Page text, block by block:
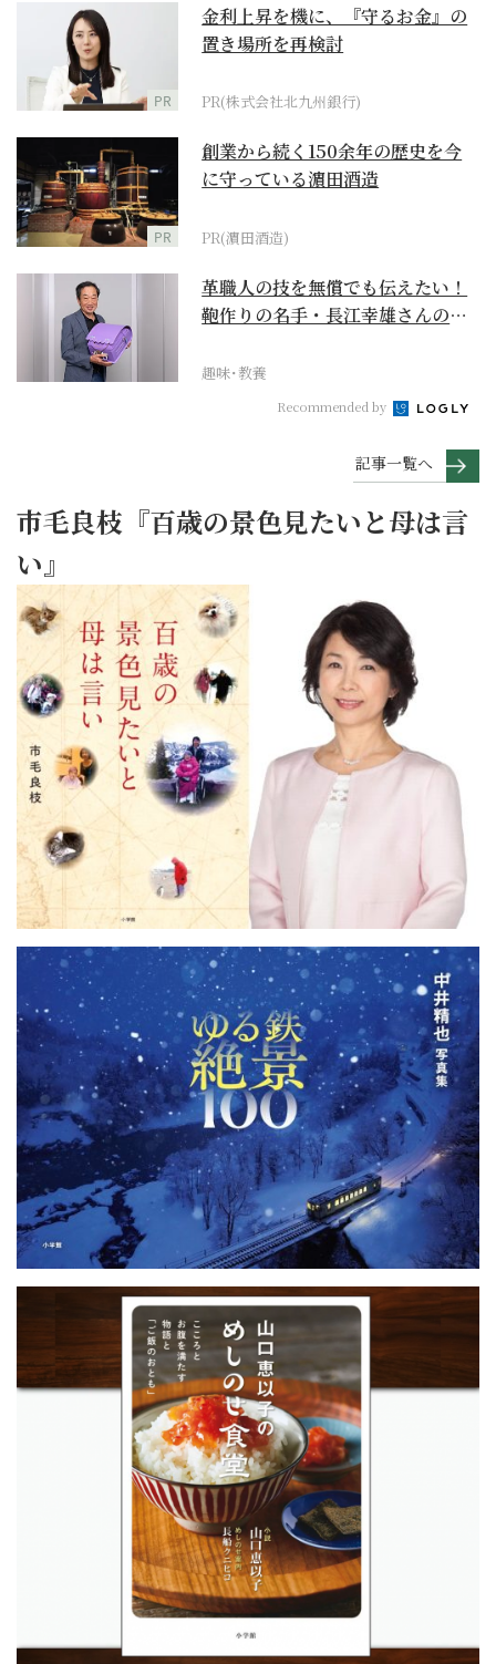
PR
金利上昇を機に、『守るお金』の
置き場所を再検討
PR(株式会社北九州銀行)
PR
創業から続く150余年の歴史を今
に守っている濵田酒造
PR(濵田酒造)
革職人の技を無償でも伝えたい！
鞄作りの名手・長江幸雄さんの第
趣味･教養
Recommended by
記事一覧へ
市毛良枝『百歳の景色見たいと母は言
い』